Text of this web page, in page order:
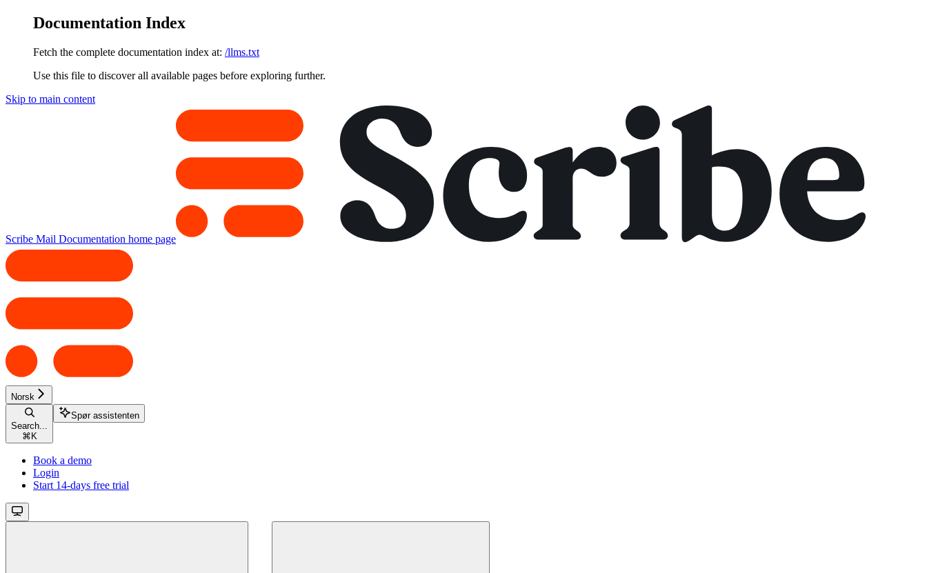
Documentation Index
Fetch the complete documentation index at: /llms.txt
Use this file to discover all available pages before exploring further.
Skip to main content
Scribe Mail Documentation home page
Norsk
Search...
⌘ K
Spør assistenten
Book a demo
Login
Start 14-days free trial